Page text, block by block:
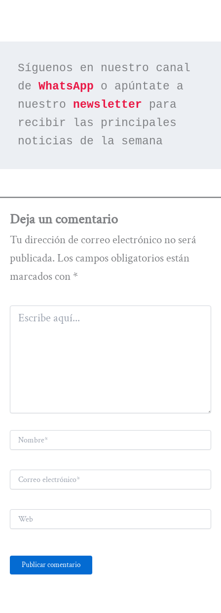
Síguenos en nuestro canal
de WhatsApp o apúntate a
nuestro newsletter para
recibir las principales
noticias de la semana
Deja un comentario
Tu dirección de correo electrónico no será
publicada. Los campos obligatorios están
marcados con *
Escribe
aquí...
Correo
electrónico*
Web